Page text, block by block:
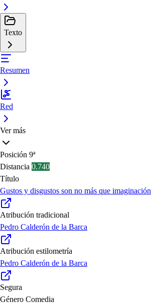
Texto
Resumen
Red
Ver más
Posición 9ª
Distancia 0.740
Título
Gustos y disgustos son no más que imaginación
Atribución tradicional
Pedro Calderón de la Barca
Atribución estilometría
Pedro Calderón de la Barca
Segura
Género Comedia